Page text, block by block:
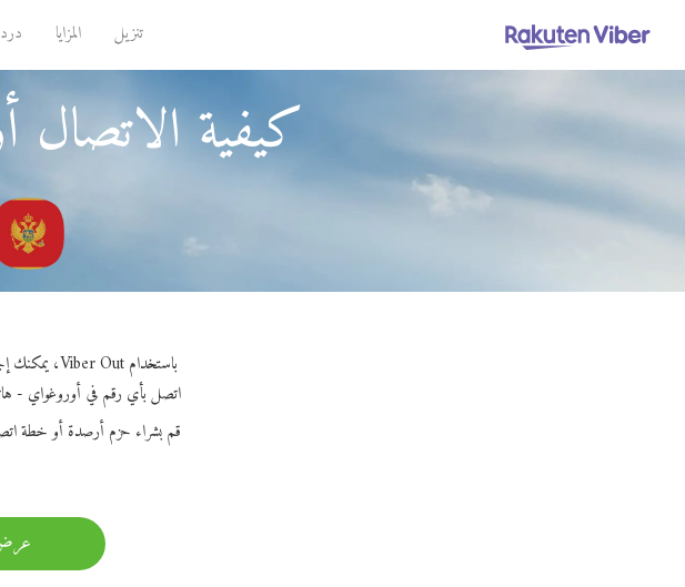
تنزيل المزايا
كيفية الاتصال
باستخدام Viber Out، يمكنك إجراء مكالمات عالية الجودة إلى أوروغواي من مونتينيجرو.
اتصل بأي رقم في أوروغواي - هاتف أرضي
قم بشراء حزم أرصدة أو خطة